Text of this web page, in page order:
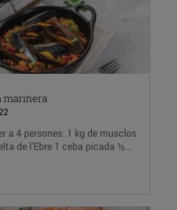
marinera
a 4 persones: 1 kg de musclos
de l’Ebre 1 ceba picada ½...